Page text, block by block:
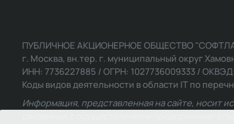
ПУБЛИЧНОЕ АКЦИОНЕРНОЕ ОБЩЕСТВО
г. Москва, вн.тер. г. муниципальный округ
ИНН: 7736227885 / ОГРН: 1027736009333 /
Коды видов деятельности в области IT по
Информация, представленная на сайте, носит